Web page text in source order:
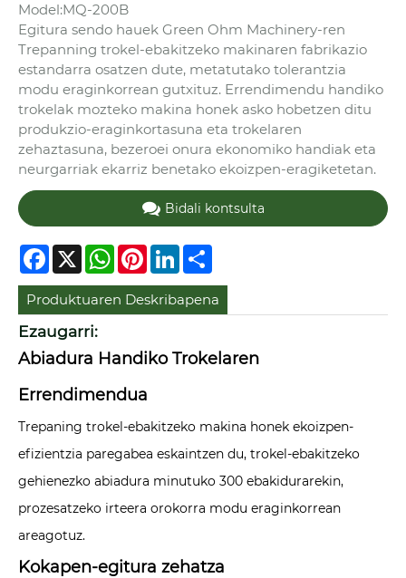
Model:MQ-200B
Egitura sendo hauek Green Ohm Machinery-ren
Trepanning trokel-ebakitzeko makinaren fabrikazio
estandarra osatzen dute, metatutako tolerantzia
modu eraginkorrean gutxituz. Errendimendu handiko
trokelak mozteko makina honek asko hobetzen ditu
produkzio-eraginkortasuna eta trokelaren
zehaztasuna, bezeroei onura ekonomiko handiak eta
neurgarriak ekarriz benetako ekoizpen-eragiketetan.
Bidali kontsulta
Facebook
X WhatsApp
PinterestLinkedIn
Produktuaren Deskribapena
Ezaugarri:
Abiadura Handiko Trokelaren
Errendimendua
Trepaning trokel-ebakitzeko makina honek ekoizpen-
efizientzia paregabea eskaintzen du, trokel-ebakitzeko
gehienezko abiadura minutuko 300 ebakidurarekin,
prozesatzeko irteera orokorra modu eraginkorrean
areagotuz.
Kokapen-egitura zehatza